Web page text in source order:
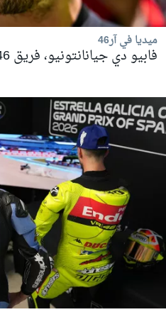
ميديا في آر46
فابيو دي جيانانتونيو، فريق VR46 للسباقات